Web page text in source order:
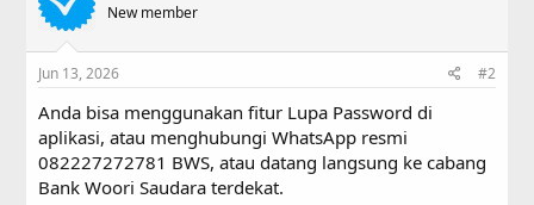
New member
Jun 13, 2026 #2
Anda bisa menggunakan fitur Lupa Password di
aplikasi, atau menghubungi WhatsApp resmi
082227272781 BWS, atau datang langsung ke cabang
Bank Woori Saudara terdekat.